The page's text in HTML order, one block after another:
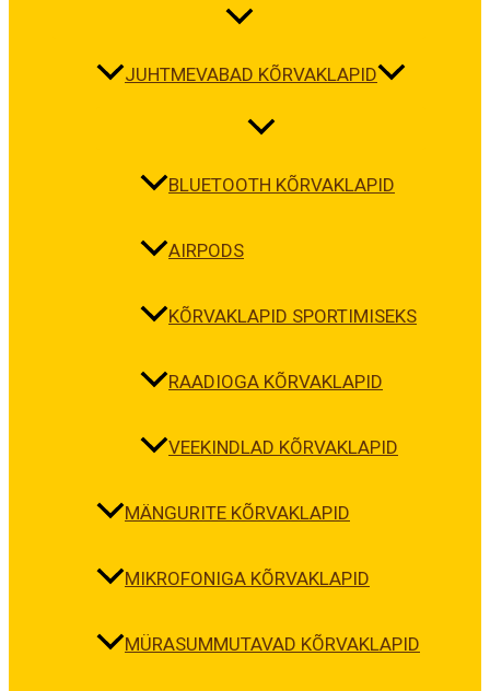
JUHTMEVABAD KÕRVAKLAPID
BLUETOOTH KÕRVAKLAPID
AIRPODS
KÕRVAKLAPID SPORTIMISEKS
RAADIOGA KÕRVAKLAPID
VEEKINDLAD KÕRVAKLAPID
MÄNGURITE KÕRVAKLAPID
MIKROFONIGA KÕRVAKLAPID
MÜRASUMMUTAVAD KÕRVAKLAPID